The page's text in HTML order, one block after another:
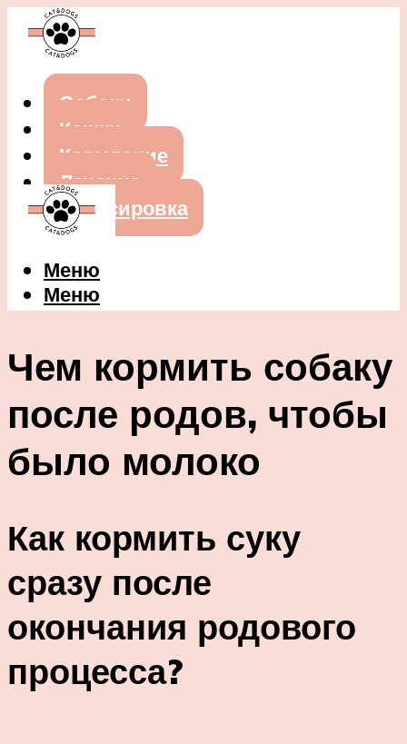
Собаки
Кошки
Кормление
Лечение
Дрессировка
Меню
Меню
Чем кормить собаку
после родов, чтобы
было молоко
Как кормить суку
сразу после
окончания родового
процесса?